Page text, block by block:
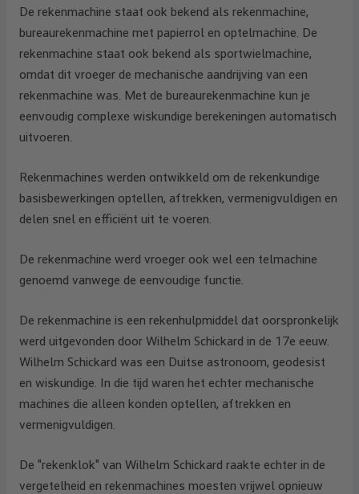
De rekenmachine staat ook bekend als rekenmachine,
bureaurekenmachine met papierrol en optelmachine. De
rekenmachine staat ook bekend als sportwielmachine,
omdat dit vroeger de mechanische aandrijving van een
rekenmachine was. Met de bureaurekenmachine kun je
eenvoudig complexe wiskundige berekeningen automatisch
uitvoeren.
Rekenmachines werden ontwikkeld om de rekenkundige
basisbewerkingen optellen, aftrekken, vermenigvuldigen en
delen snel en efficiënt uit te voeren.
De rekenmachine werd vroeger ook wel een telmachine
genoemd vanwege de eenvoudige functie.
De rekenmachine is een rekenhulpmiddel dat oorspronkelijk
werd uitgevonden door Wilhelm Schickard in de 17e eeuw.
Wilhelm Schickard was een Duitse astronoom, geodesist
en wiskundige. In die tijd waren het echter mechanische
machines die alleen konden optellen, aftrekken en
vermenigvuldigen.
De "rekenklok" van Wilhelm Schickard raakte echter in de
vergetelheid en rekenmachines moesten vrijwel opnieuw